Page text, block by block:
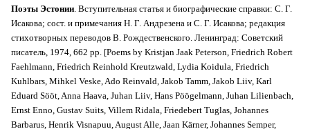
Поэты Эстонии. Вступительная статья и биографические справки: С. Г.
Исакова; сост. и примечания Н. Г. Андрезена и С. Г. Исакова; редакция
стихотворных переводов В. Рождественского. Ленинград: Советский
писатель, 1974, 662 pp. [Poems by Kristjan Jaak Peterson, Friedrich Robert
Faehlmann, Friedrich Reinhold Kreutzwald, Lydia Koidula, Friedrich
Kuhlbars, Mihkel Veske, Ado Reinvald, Jakob Tamm, Jakob Liiv, Karl
Eduard Sööt, Anna Haava, Juhan Liiv, Hans Pöögelmann, Juhan Lilienbach,
Ernst Enno, Gustav Suits, Villem Ridala, Friedebert Tuglas, Johannes
Barbarus, Henrik Visnapuu, August Alle, Jaan Kärner, Johannes Semper,